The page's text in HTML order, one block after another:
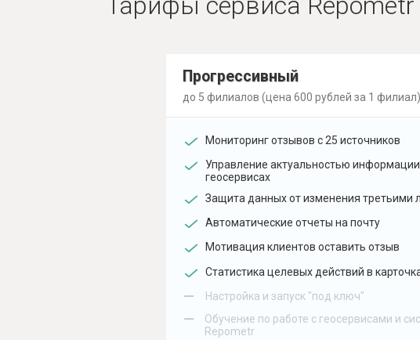
Прогрессивный
до 5 филиалов (цена 600 рублей за 1 филиал)
Мониторинг отзывов с 25 источников
Управление актуальностью
геосервисах
Защита данных от изменения третьими
Автоматические отчеты на почту
Мотивация клиентов оставить отзыв
Статистика целевых действий в
– Настройка и запуск "под ключ"
–
Обучение по работе с геосервисами и
Repometr